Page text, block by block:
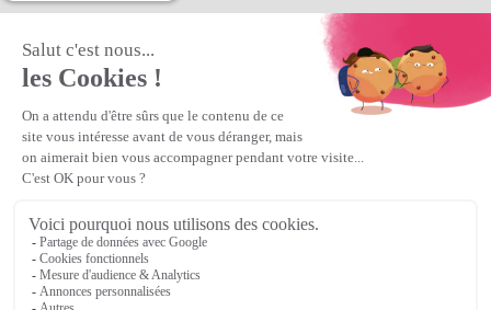
la référence en perles et bijoux
perles en ligne, telles que les perles
et cristaux et strass en cristal Preciosa, les perles Miyuki perles et
apprêts en Argent 925, Gold Filled, perles de rocaille Preciosa
Matière Première est un
Première
Veuillez patienter...